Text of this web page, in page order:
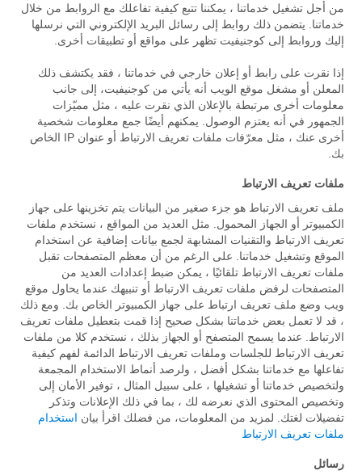
من أجل تشغيل خدماتنا ، يمكننا تتبع كيفية تفاعلك مع الروابط من خلال
خدماتنا. يتضمن ذلك روابط إلى رسائل البريد الإلكتروني التي نرسلها
إليك وروابط إلى كوجنيفيت تظهر على مواقع أو تطبيقات أخرى.
إذا نقرت على رابط أو إعلان خارجي في خدماتنا ، فقد يكتشف ذلك
المعلن أو مشغل موقع الويب أنه يأتي من كوجنيفيت، إلى جانب
معلومات أخرى مرتبطة بالإعلان الذي نقرت عليه ، مثل مميّزات
الجمهور في أنه يعتزم الوصول. يمكنهم أيضًا جمع معلومات شخصية
أخرى عنك ، مثل معرّفات ملفات تعريف الارتباط أو عنوان IP الخاص
بك.
ملفات تعريف الارتباط
ملف تعريف الارتباط هو جزء صغير من البيانات يتم تخزينها على جهاز
الكمبيوتر أو الجهاز المحمول. مثل العديد من المواقع ، نستخدم ملفات
تعريف الارتباط والتقنيات المشابهة لجمع بيانات إضافية عن استخدام
الموقع وتشغيل خدماتنا. على الرغم من أن معظم المتصفحات تقبل
ملفات تعريف الارتباط تلقائيًا ، يمكن ضبط إعدادات العديد من
المتصفحات لرفض ملفات تعريف الارتباط أو تنبيهك عندما يحاول موقع
ويب وضع ملف تعريف ارتباط على جهاز الكمبيوتر الخاص بك. ومع ذلك
، قد لا تعمل بعض خدماتنا بشكل صحيح إذا قمت بتعطيل ملفات تعريف
الارتباط. عندما يسمح المتصفح أو الجهاز بذلك ، نستخدم كلا من ملفات
تعريف الارتباط للجلسات وملفات تعريف الارتباط الدائمة لفهم كيفية
تفاعلها مع خدماتنا بشكل أفضل ، ولرصد أنماط الاستخدام المجمعة
ولتخصيص خدماتنا أو تشغيلها ، على سبيل المثال ، توفير الأمان إلى
وتخصيص المحتوى الذي نعرضه لك ، بما في ذلك الإعلانات وتذكر
تفضيلات لغتك. لمزيد من المعلومات، من فضلك اقرأ بيان استخدام
ملفات تعريف الارتباط
رسائل